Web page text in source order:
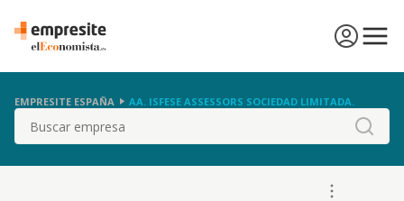
EMPRESITE ESPAÑA AA. ISFESE ASSESSORS SOCIEDAD LIMITADA.
Buscar